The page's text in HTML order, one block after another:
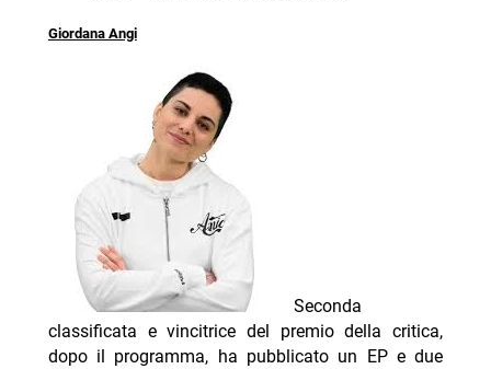
Giordana Angi
Seconda
classificata e vincitrice del premio della critica,
dopo il programma, ha pubblicato un EP e due